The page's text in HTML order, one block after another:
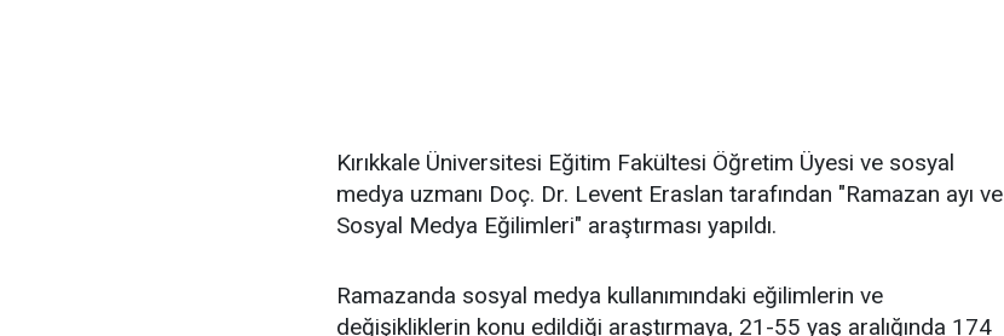
Kırıkkale Üniversitesi Eğitim Fakültesi Öğretim Üyesi ve sosyal
medya uzmanı Doç. Dr. Levent Eraslan tarafından "Ramazan ayı ve
Sosyal Medya Eğilimleri" araştırması yapıldı.
Ramazanda sosyal medya kullanımındaki eğilimlerin ve
değişikliklerin konu edildiği araştırmaya, 21-55 yaş aralığında 174